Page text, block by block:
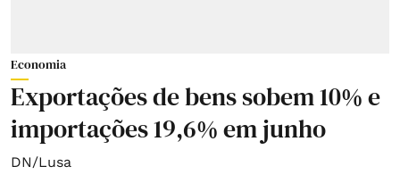
Economia
Exportações de bens sobem 10% e
importações 19,6% em junho
DN/Lusa